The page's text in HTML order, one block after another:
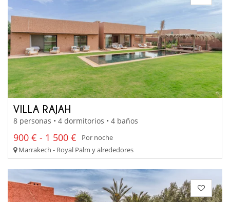
VILLA RAJAH
8 personas • 4 dormitorios • 4 baños
900 € - 1 500 €
Por noche
Marrakech - Royal Palm y alrededores